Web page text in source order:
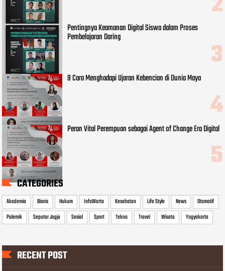
Pentingnya Keamanan Digital Siswa dalam Proses
Pembelajaran Daring
9 Cara Menghadapi Ujaran Kebencian di Dunia Maya
Peran Vital Perempuan sebagai Agent of Change Era Digital
CATEGORIES
Akademia Bisnis Hukum InfoWarta Kesehatan Life Style News
Otomotif
Polemik
Seputar Jogja Sosial Sport Tekno Travel Wisata Yogyakarta
RECENT POST